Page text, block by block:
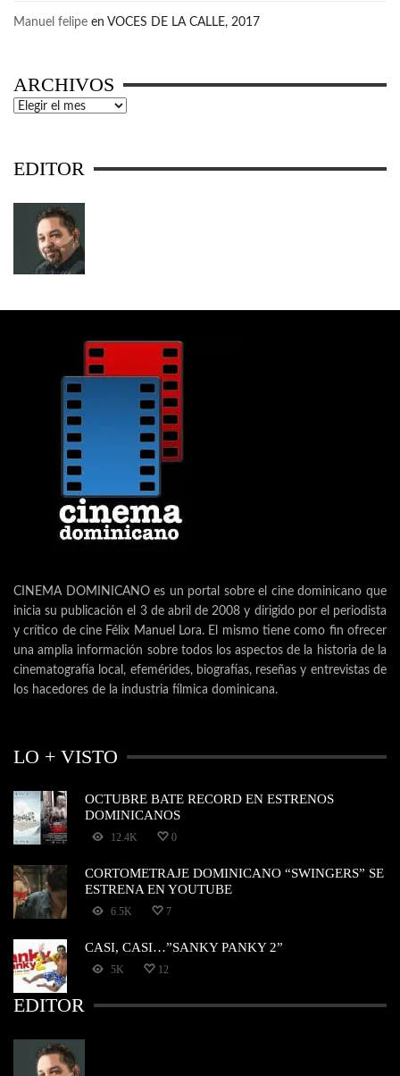
Manuel felipe en VOCES DE LA CALLE, 2017
ARCHIVOS
Archivos
EDITOR
CINEMA DOMINICANO es un portal sobre el cine dominicano que
inicia su publicación el 3 de abril de 2008 y dirigido por el periodista
y crítico de cine Félix Manuel Lora. El mismo tiene como fin ofrecer
una amplia información sobre todos los aspectos de la historia de la
cinematografía local, efemérides, biografías, reseñas y entrevistas de
los hacedores de la industria fílmica dominicana.
LO + VISTO
OCTUBRE BATE RECORD EN ESTRENOS
DOMINICANOS
12.4K 0
CORTOMETRAJE DOMINICANO “SWINGERS” SE
ESTRENA EN YOUTUBE
6.5K 7
CASI, CASI…”SANKY PANKY 2”
5K 12
EDITOR